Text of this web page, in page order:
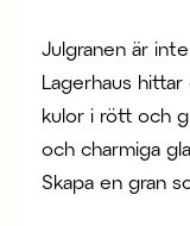
Julgranen är
Lagerhaus
kulor i rött och
och charmiga
Skapa en gran